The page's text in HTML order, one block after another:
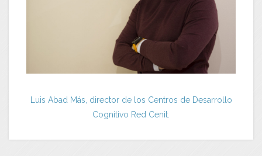
Luis Abad Más, director de los Centros de Desarrollo
Cognitivo Red Cenit.